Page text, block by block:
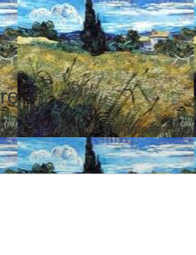
Les champs obligatoires